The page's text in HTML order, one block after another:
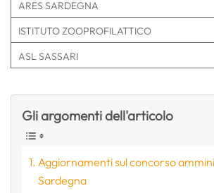
ARES SARDEGNA
ISTITUTO ZOOPROFILATTICO
ASL SASSARI
Gli argomenti dell'articolo
Aggiornamenti sul concorso
Sardegna